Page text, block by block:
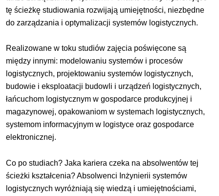
tę ścieżkę studiowania rozwijają umiejętności, niezbędne
do zarządzania i optymalizacji systemów logistycznych.
Realizowane w toku studiów zajęcia poświęcone są
między innymi: modelowaniu systemów i procesów
logistycznych, projektowaniu systemów logistycznych,
budowie i eksploatacji budowli i urządzeń logistycznych,
łańcuchom logistycznym w gospodarce produkcyjnej i
magazynowej, opakowaniom w systemach logistycznych,
systemom informacyjnym w logistyce oraz gospodarce
elektronicznej.
Co po studiach? Jaka kariera czeka na absolwentów tej
ścieżki kształcenia? Absolwenci Inżynierii systemów
logistycznych wyróżniają się wiedzą i umiejętnościami,